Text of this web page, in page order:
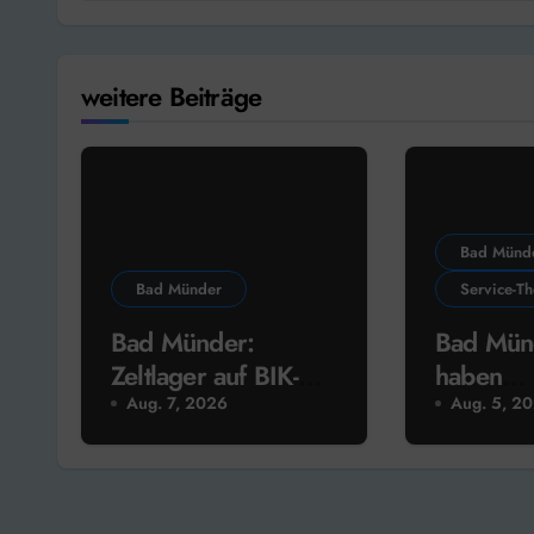
weitere Beiträge
Bad Münder
Bad Münder:
Zeltlager auf BIK-
Gelände
Aug. 7, 2026
Bad
Service-
Bad
haben
Aug. 5,